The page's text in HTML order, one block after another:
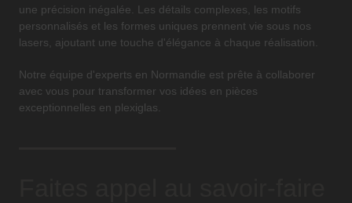
une précision inégalée. Les détails complexes, les motifs
personnalisés et les formes uniques prennent vie sous nos
lasers, ajoutant une touche d'élégance à chaque réalisation.
Notre équipe d'experts en Normandie est prête à collaborer
avec vous pour transformer vos idées en pièces
exceptionnelles en plexiglas.